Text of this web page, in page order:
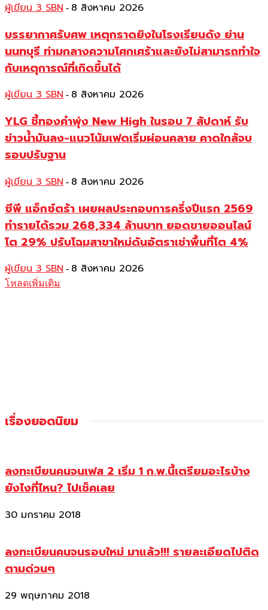
ผู้เขียน 3 SBN - 8 สิงหาคม 2026
บรรยากาศรับศพ เหตุกราดยิงในโรงเรียนดัง ย่าน
นนทบุรี ท่ามกลางความโศกเศร้าและยังไม่สามารถทำใจ
กับเหตุการณ์ที่เกิดขึ้นได้
ผู้เขียน 3 SBN - 8 สิงหาคม 2026
YLG ชี้ทองคำพุ่ง New High ในรอบ 7 สัปดาห์ รับ
ข่าวน้ำมันลง-แนวโน้มเฟดเริ่มผ่อนคลาย คาดใกล้จบ
รอบปรับฐาน
ผู้เขียน 3 SBN - 8 สิงหาคม 2026
ซีพี แอ็กซ์ตร้า เผยผลประกอบการครึ่งปีแรก 2569
ทำรายได้รวม 268,334 ล้านบาท ยอดขายออนไลน์
โต 29% ปรับโฉมสาขาใหม่ดันอัตราเช่าพื้นที่โต 4%
ผู้เขียน 3 SBN - 8 สิงหาคม 2026
โหลดเพิ่มเติม
เรื่องยอดนิยม
ลงทะเบียนคนจนเฟส 2 เริ่ม 1 ก.พ.นี้เตรียมอะไรบ้าง
ยังไงที่ไหน? ไปเช็คเลย
30 มกราคม 2018
ลงทะเบียนคนจนรอบใหม่ มาแล้ว!!! รายละเอียดไปติด
ตามด่วนๆ
29 พฤษภาคม 2018